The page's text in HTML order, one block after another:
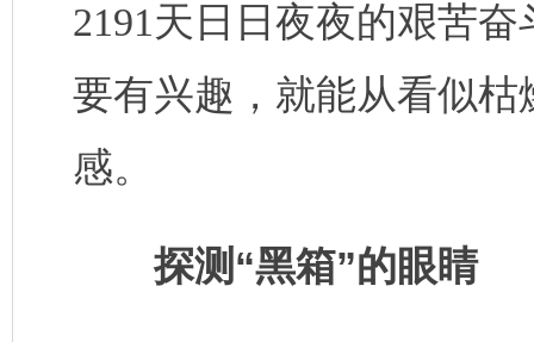
2191天日日夜夜的艰苦
要有兴趣，就能从看似
感。
探测“黑箱”的眼睛